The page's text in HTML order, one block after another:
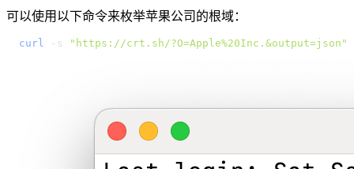
可以使用以下命令来枚举苹果公司的根域：
curl -s "https://crt.sh/?O=Apple%20Inc.&output=json"